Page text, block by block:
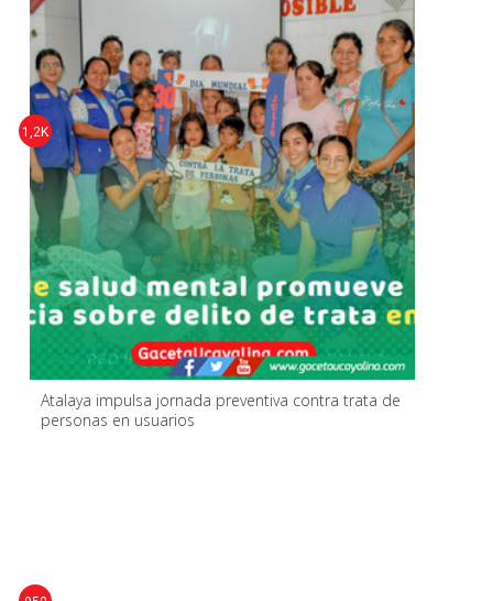
Atalaya impulsa jornada preventiva contra trata de
personas en usuarios
1,2K